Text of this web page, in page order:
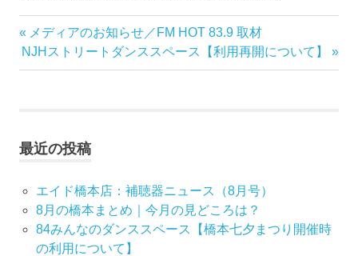
投
稿
ビ
ー
シ
前
の
記
メディアのお知らせ／FM HOT 83.9 取材
次
の
NJHストリートダンススペース【利用再開について】
最近の投稿
エイド橋本店：補聴器ニュース（8月号）
8月の橋本まとめ｜今月の見どころは？
84みんなのダンススペース【橋本七夕まつり開催時
の利用について】